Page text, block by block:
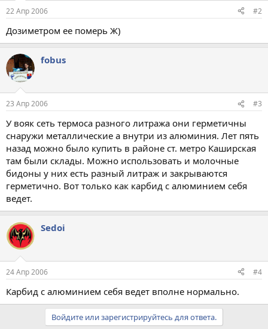
22 Апр 2006 #2
Дозиметром ее померь Ж)
fobus
23 Апр 2006 #3
У вояк сеть термоса разного литража они герметичны
снаружи металлические а внутри из алюминия. Лет пять
назад можно было купить в районе ст. метро Каширская
там были склады. Можно использовать и молочные
бидоны у них есть разный литраж и закрываются
герметично. Вот только как карбид с алюминием себя
ведет.
Sedoi
24 Апр 2006 #4
Карбид с алюминием себя ведет вполне нормально.
Войдите или зарегистрируйтесь для ответа.